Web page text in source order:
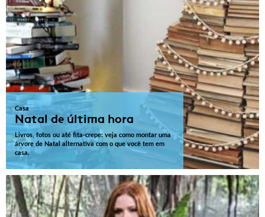
Casa
Natal de última hora
Livros, fotos ou até fita-crepe: veja como montar uma
árvore de Natal alternativa com o que você tem em
casa.